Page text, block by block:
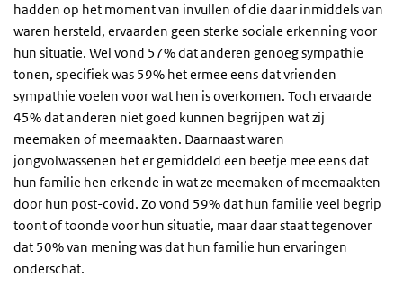
hadden op het moment van invullen of die daar inmiddels van
waren hersteld, ervaarden geen sterke sociale erkenning voor
hun situatie. Wel vond 57% dat anderen genoeg sympathie
tonen, specifiek was 59% het ermee eens dat vrienden
sympathie voelen voor wat hen is overkomen. Toch ervaarde
45% dat anderen niet goed kunnen begrijpen wat zij
meemaken of meemaakten. Daarnaast waren
jongvolwassenen het er gemiddeld een beetje mee eens dat
hun familie hen erkende in wat ze meemaken of meemaakten
door hun post-covid. Zo vond 59% dat hun familie veel begrip
toont of toonde voor hun situatie, maar daar staat tegenover
dat 50% van mening was dat hun familie hun ervaringen
onderschat.